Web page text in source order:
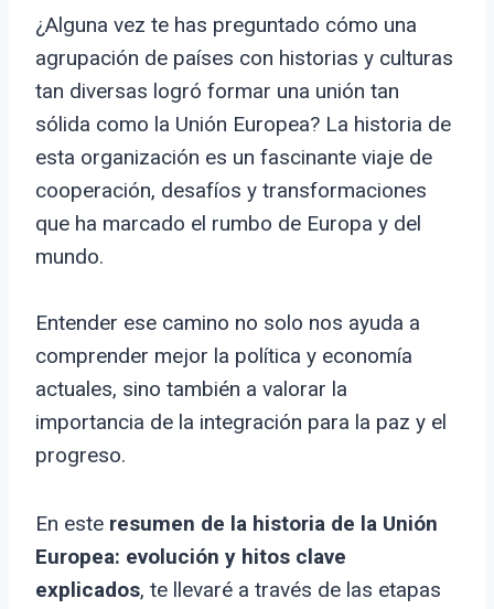
¿Alguna vez te has preguntado cómo una
agrupación de países con historias y culturas
tan diversas logró formar una unión tan
sólida como la Unión Europea? La historia de
esta organización es un fascinante viaje de
cooperación, desafíos y transformaciones
que ha marcado el rumbo de Europa y del
mundo.
Entender ese camino no solo nos ayuda a
comprender mejor la política y economía
actuales, sino también a valorar la
importancia de la integración para la paz y el
progreso.
En este resumen de la historia de la Unión
Europea: evolución y hitos clave
explicados, te llevaré a través de las etapas